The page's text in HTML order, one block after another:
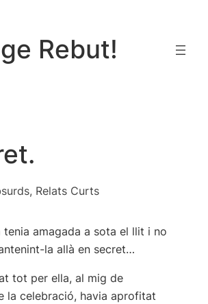
Rebut!
, Relats Curts
tenia amagada a sota el llit i no
la allà en secret…
tot per ella, al mig de
la celebració, havia aprofitat